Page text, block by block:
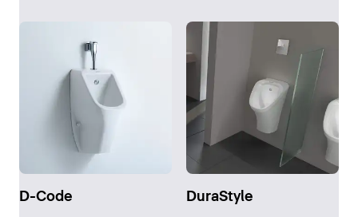
D-Code DuraStyle